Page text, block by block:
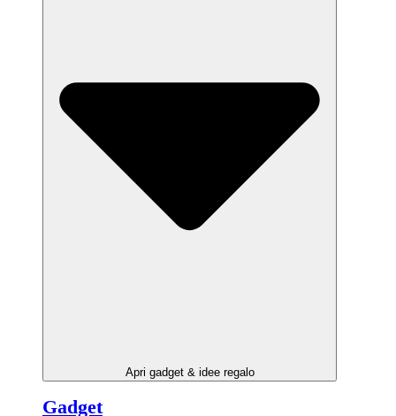
Apri gadget & idee regalo
Gadget